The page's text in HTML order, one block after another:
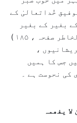
خُداتعالیٰ کے
بغیر کے بغیر
صفحہ ، ۱۸۵ )
،
جس کا ہمیں
کی نحوست ہے ۔
یفھمہ